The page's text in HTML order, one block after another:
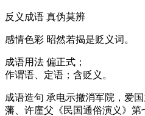
反义成语 真伪莫辨
感情色彩 昭然若揭是贬义词。
成语用法 偏正式；
作谓语、定语；含贬义。
成语造句 承电示撤消军院，爱
藩、许廑父《民国通俗演义》第